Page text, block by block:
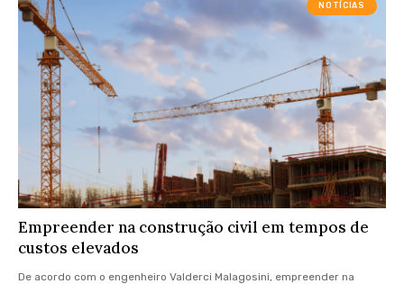
NOTÍCIAS
Empreender na construção civil em tempos de
custos elevados
De acordo com o engenheiro Valderci Malagosini, empreender na